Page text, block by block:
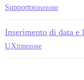
Supportotimezone
Inserimento di data e
UXtimezone